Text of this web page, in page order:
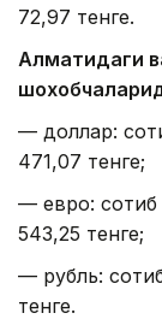
72,97 тенге.
Алматидаги
— доллар:
471,07 тенге;
— евро:
543,25 тенге;
— рубль:
тенге.